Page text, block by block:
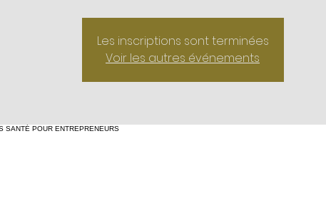
Les inscriptions sont terminées
Voir les autres événements